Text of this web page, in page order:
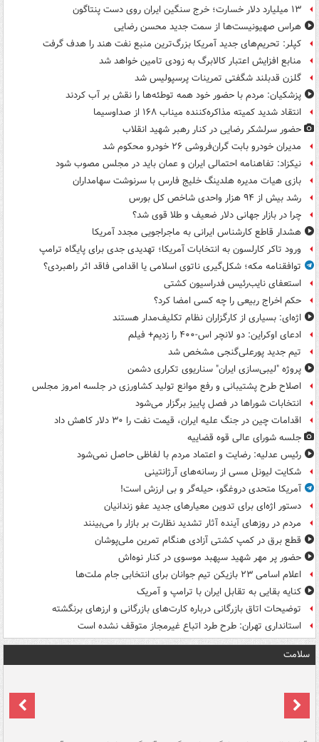
۱۳ میلیارد دلار خسارت؛ خرج سنگین ایران روی دست پنتاگون
هراس صهیونیست‌ها از سمت جدید محسن رضایی
کپلر: تحریم‌های جدید آمریکا بزرگ‌ترین منبع نفت هند را هدف گرفت
منابع افزایش اعتبار کالابرگ به زودی تامین خواهد شد
گلزن قدبلند شگفتی تمرینات پرسپولیس شد
پزشکیان: مردم با حضور خود همه توطئه‌ها را نقش بر آب کردند
انتقاد شدید کمیته مذاکره‌کننده میناب ۱۶۸ از صداوسیما
حضور سرلشکر رضایی در کنار رهبر شهید انقلاب
مدیران خودرو بابت گران‌فروشی ۲۶ خودرو محکوم شد
نیکزاد: تفاهنامه احتمالی ایران و عمان باید در مجلس مصوب شود
بازی هیات مدیره هلدینگ خلیج فارس با سرنوشت سهامداران
رشد بیش از ۹۴ هزار واحدی شاخص کل بورس
چرا در بازار جهانی دلار ضعیف و طلا قوی شد؟
هشدار قاطع کارشناس ایرانی به ماجراجویی مجدد آمریکا
ورود تاکر کارلسون به انتخابات آمریکا؛ تهدیدی جدی برای پایگاه ترامپ
توافقنامه مکه؛ شکل‌گیری ناتوی اسلامی یا اقدامی فاقد اثر راهبردی؟
استعفای نایب‌رئیس فدراسیون کشتی
حکم اخراج ربیعی را چه کسی امضا کرد؟
اژه‌ای: بسیاری از کارگزاران نظام تکلیف‌مدار هستند
ادعای اوکراین: دو لانچر اس-۴۰۰ را زدیم+ فیلم
تیم جدید پورعلی‌گنجی مشخص شد
پروژه "لیبی‌سازی ایران" سناریوی تکراری دشمن
اصلاح طرح پشتیبانی و رفع موانع تولید کشاورزی در جلسه امروز مجلس
انتخابات شوراها در فصل پاییز برگزار می‌شود
اقدامات چین در جنگ علیه ایران، قیمت نفت را ۳۰ دلار کاهش داد
جلسه شورای عالی قوه قضاییه
رئیس عدلیه: رضایت و اعتماد مردم با لفاظی حاصل نمی‌شود
شکایت لیونل مسی از رسانه‌های آرژانتینی
آمریکا متحدی دروغگو، حیله‌گر و بی ارزش است!
دستور اژه‌ای برای تدوین معیارهای جدید عفو زندانیان
مردم در روزهای آینده آثار تشدید نظارت بر بازار را می‌بینند
قطع برق در کمپ کشتی آزادی هنگام تمرین ملی‌پوشان
حضور پر مهر شهید سپهبد موسوی در کنار نوه‌اش
اعلام اسامی ۲۳ بازیکن تیم جوانان برای انتخابی جام ملت‌ها
کنایه بقایی به تقابل ایران با ترامپ و آمریک
توضیحات اتاق بازرگانی درباره کارت‌های بازرگانی و ارزهای برنگشته
استانداری تهران: طرح طرد اتباع غیرمجاز متوقف نشده است
سلامت